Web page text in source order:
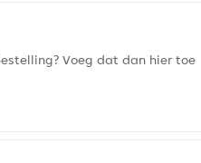
Voeg dat dan hier toe